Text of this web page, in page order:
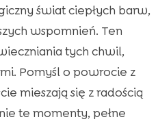
zdjęć psów
fotografii psów
światła w domu
sesji zdjęciowej
zdjęć psów w
świat ciepłych barw,
wspomnień. Ten
tych chwil,
Pomyśl o powrocie z
mieszają się z radością
te momenty, pełne